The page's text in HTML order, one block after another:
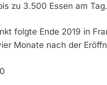
zu 3.500 Essen am Tag.
folgte Ende 2019 in
Monate nach der